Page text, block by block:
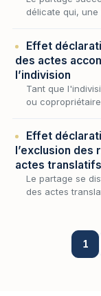
délicate qui,
l’effecti…
Effet
des actes
l’indivision
Tant que
ou
partag…
Effet
l’exclusion des
actes translatifs
Le partage se
des actes
1